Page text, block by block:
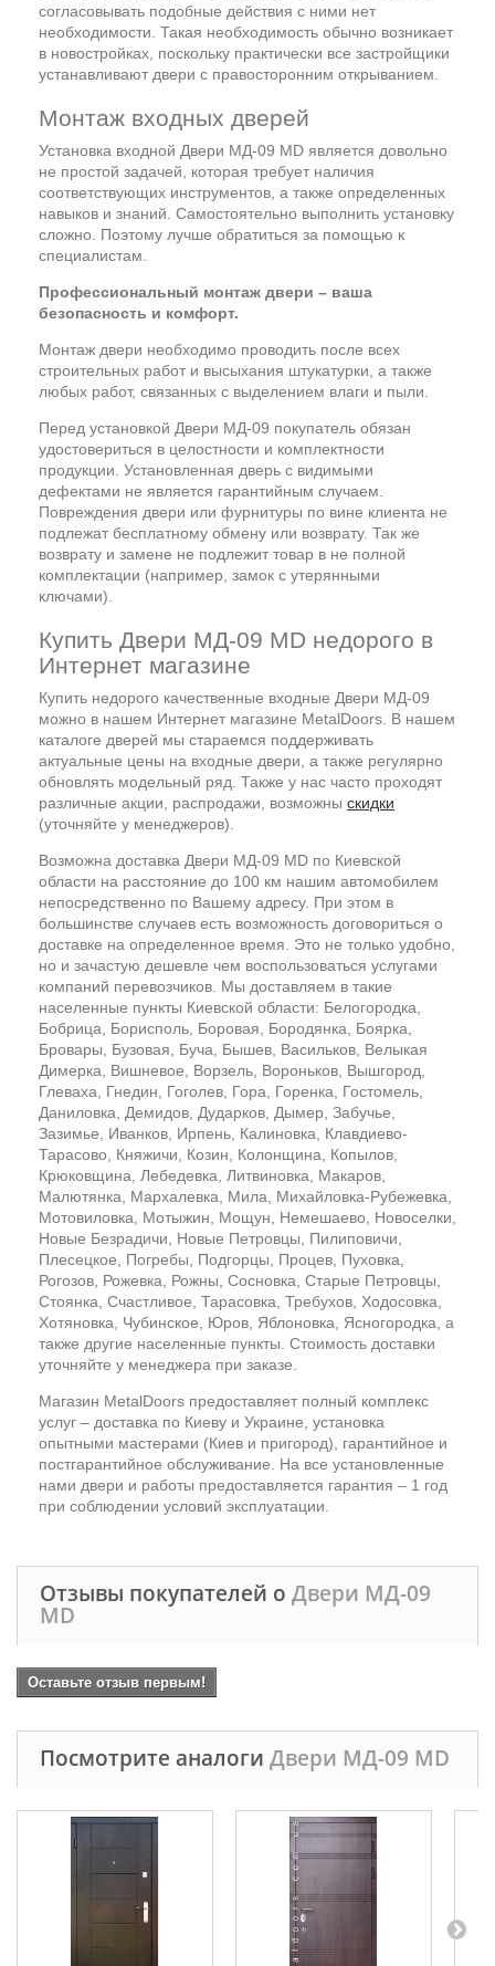
согласовывать подобные действия с ними нет
необходимости. Такая необходимость обычно возникает
в новостройках, поскольку практически все застройщики
устанавливают двери с правосторонним открыванием.
Монтаж входных дверей
Установка входной Двери МД-09 MD является довольно
не простой задачей, которая требует наличия
соответствующих инструментов, а также определенных
навыков и знаний. Самостоятельно выполнить установку
сложно. Поэтому лучше обратиться за помощью к
специалистам.
Профессиональный монтаж двери – ваша
безопасность и комфорт.
Монтаж двери необходимо проводить после всех
строительных работ и высыхания штукатурки, а также
любых работ, связанных с выделением влаги и пыли.
Перед установкой Двери МД-09 покупатель обязан
удостовериться в целостности и комплектности
продукции. Установленная дверь с видимыми
дефектами не является гарантийным случаем.
Повреждения двери или фурнитуры по вине клиента не
подлежат бесплатному обмену или возврату. Так же
возврату и замене не подлежит товар в не полной
комплектации (например, замок с утерянными
ключами).
Купить Двери МД-09 MD недорого в
Интернет магазине
Купить недорого качественные входные Двери МД-09
можно в нашем Интернет магазине MetalDoors. В нашем
каталоге дверей мы стараемся поддерживать
актуальные цены на входные двери, а также регулярно
обновлять модельный ряд. Также у нас часто проходят
различные акции, распродажи, возможны скидки
(уточняйте у менеджеров).
Возможна доставка Двери МД-09 MD по Киевской
области на расстояние до 100 км нашим автомобилем
непосредственно по Вашему адресу. При этом в
большинстве случаев есть возможность договориться о
доставке на определенное время. Это не только удобно,
но и зачастую дешевле чем воспользоваться услугами
компаний перевозчиков. Мы доставляем в такие
населенные пункты Киевской области: Белогородка,
Бобрица, Борисполь, Боровая, Бородянка, Боярка,
Бровары, Бузовая, Буча, Бышев, Васильков, Велыкая
Димерка, Вишневое, Ворзель, Вороньков, Вышгород,
Глеваха, Гнедин, Гоголев, Гора, Горенка, Гостомель,
Даниловка, Демидов, Дударков, Дымер, Забучье,
Зазимье, Иванков, Ирпень, Калиновка, Клавдиево-
Тарасово, Княжичи, Козин, Колонщина, Копылов,
Крюковщина, Лебедевка, Литвиновка, Макаров,
Малютянка, Мархалевка, Мила, Михайловка-Рубежевка,
Мотовиловка, Мотыжин, Мощун, Немешаево, Новоселки,
Новые Безрадичи, Новые Петровцы, Пилиповичи,
Плесецкое, Погребы, Подгорцы, Процев, Пуховка,
Рогозов, Рожевка, Рожны, Сосновка, Старые Петровцы,
Стоянка, Счастливое, Тарасовка, Требухов, Ходосовка,
Хотяновка, Чубинское, Юров, Яблоновка, Ясногородка, а
также другие населенные пункты. Стоимость доставки
уточняйте у менеджера при заказе.
Магазин MetalDoors предоставляет полный комплекс
услуг – доставка по Киеву и Украине, установка
опытными мастерами (Киев и пригород), гарантийное и
постгарантийное обслуживание. На все установленные
нами двери и работы предоставляется гарантия – 1 год
при соблюдении условий эксплуатации.
Отзывы покупателей о Двери МД-09
MD
Оставьте отзыв первым!
Посмотрите аналоги Двери МД-09 MD